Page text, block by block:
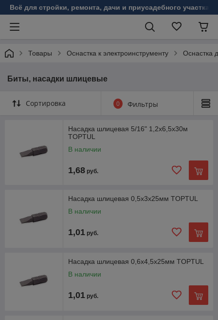
Всё для стройки, ремонта, дачи и приусадебного участка!
Товары Оснастка к электроинструменту Оснастка
Биты, насадки шлицевые
Сортировка 0 Фильтры
Насадка шлицевая 5/16" 1,2х6,5х30м
TOPTUL
В наличии
1,68 руб.
Насадка шлицевая 0,5х3х25мм TOPTUL
В наличии
1,01 руб.
Насадка шлицевая 0,6х4,5х25мм TOPTUL
В наличии
1,01 руб.